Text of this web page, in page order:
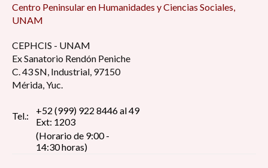
Centro Peninsular en Humanidades y Ciencias Sociales,
UNAM
CEPHCIS - UNAM
Ex Sanatorio Rendón Peniche
C. 43 SN, Industrial, 97150
Mérida, Yuc.
Tel.:
+52 (999) 922 8446 al 49
Ext: 1203
(Horario de 9:00 -
14:30 horas)